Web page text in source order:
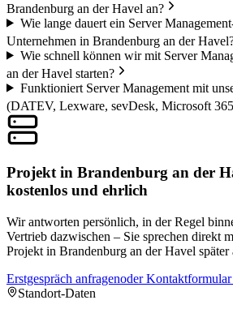
Brandenburg an der Havel an?
Wie lange dauert ein Server
Unternehmen in Brandenburg an der
Wie schnell können wir mit Server
an der Havel starten?
Funktioniert Server Management mit
(DATEV, Lexware, sevDesk, Microsoft
Projekt in Brandenburg an der
kostenlos und ehrlich
Wir antworten persönlich, in der Regel
Vertrieb dazwischen – Sie sprechen direkt
Projekt in Brandenburg an der Havel später
Erstgespräch anfragenoder
Standort-Daten